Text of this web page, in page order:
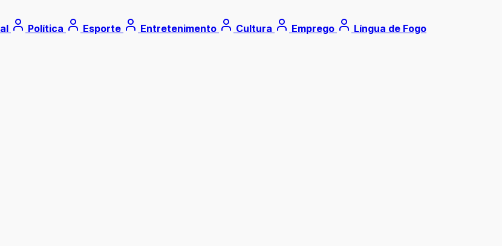
Política Esporte Entretenimento Cultura Emprego Língua de Fogo